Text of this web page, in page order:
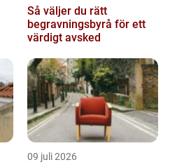
Så väljer du rätt
begravningsbyrå för ett
värdigt avsked
09 juli 2026